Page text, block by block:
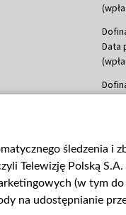
Data
Data
śledzenia i
Telewizję Polską
(w tym
na udostępnianie